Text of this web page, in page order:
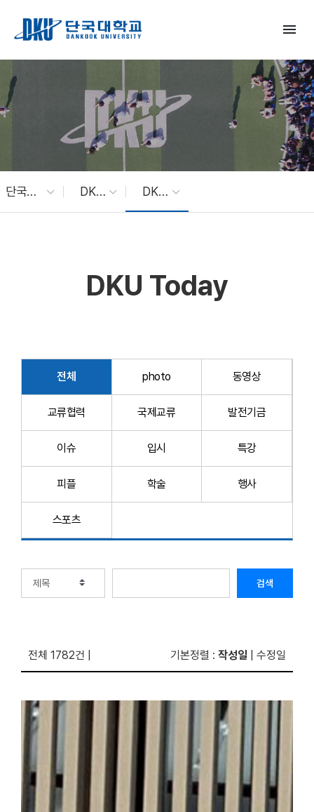
menu
단국대 소식 DKU News DKU Today
DKU Today
전체 photo 동영상
교류협력 국제교류 발전기금
이슈 입시 특강
피플 학술 행사
스포츠
검색
전체 1782건 기본정렬 : 작성일 수정일